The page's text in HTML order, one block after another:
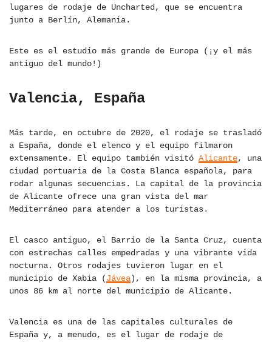
lugares de rodaje de Uncharted, que se encuentra
junto a Berlín, Alemania.
Este es el estudio más grande de Europa (¡y el más
antiguo del mundo!)
Valencia, España
Más tarde, en octubre de 2020, el rodaje se trasladó
a España, donde el elenco y el equipo filmaron
extensamente. El equipo también visitó Alicante, una
ciudad portuaria de la Costa Blanca española, para
rodar algunas secuencias. La capital de la provincia
de Alicante ofrece una gran vista del mar
Mediterráneo para atender a los turistas.
El casco antiguo, el Barrio de la Santa Cruz, cuenta
con estrechas calles empedradas y una vibrante vida
nocturna. Otros rodajes tuvieron lugar en el
municipio de Xabia (Jávea), en la misma provincia, a
unos 86 km al norte del municipio de Alicante.
Valencia es una de las capitales culturales de
España y, a menudo, es el lugar de rodaje de